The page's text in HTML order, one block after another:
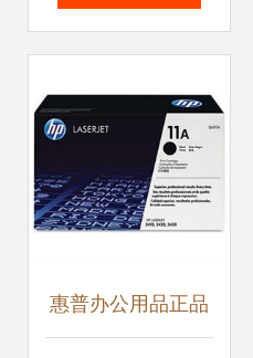
惠普办公用品正品